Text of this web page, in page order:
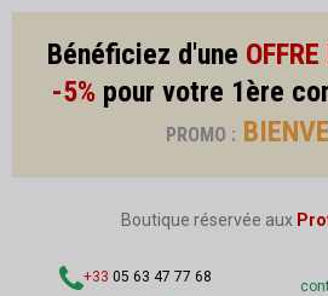
Bénéficiez d'une
-5% pour votre 1ère
PROMO :
Boutique réservée aux
+33 05 63 47 77 68